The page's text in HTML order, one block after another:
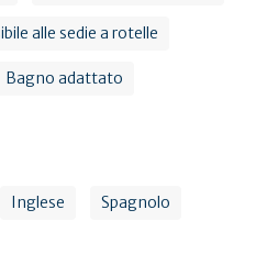
alle sedie a rotelle
Bagno adattato
Inglese Spagnolo